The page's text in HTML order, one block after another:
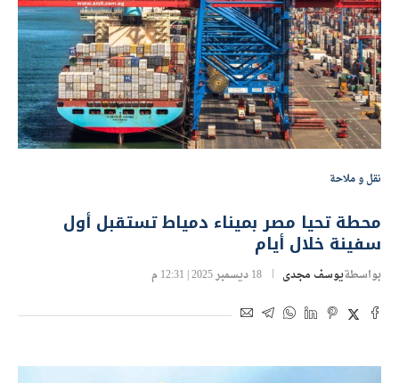
نقل و ملاحة
محطة تحيا مصر بميناء دمياط تستقبل أول
سفينة خلال أيام
بواسطةيوسف مجدى 18 ديسمبر 2025 | 12:31 م